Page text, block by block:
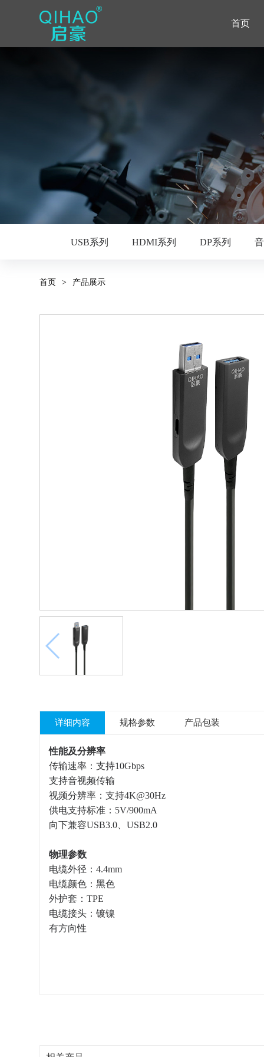
首页
USB系列 HDMI系列 DP系列
首页 > 产品展示
详细内容 规格参数 产品包装
性能及分辨率
传输速率：支持10Gbps
支持音视频传输
视频分辨率：支持4K@30Hz
供电支持标准：5V/900mA
向下兼容USB3.0、USB2.0
物理参数
电缆外径：4.4mm
电缆颜色：黑色
外护套：TPE
电缆接头：镀镍
有方向性